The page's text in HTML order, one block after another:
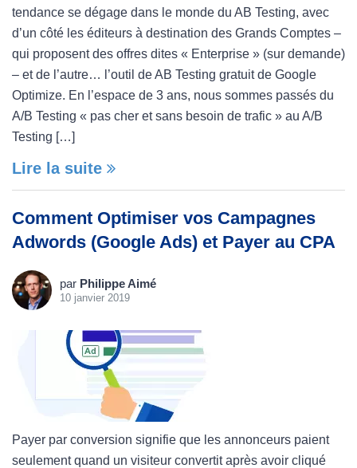
tendance se dégage dans le monde du AB Testing, avec
d’un côté les éditeurs à destination des Grands Comptes –
qui proposent des offres dites « Enterprise » (sur demande)
– et de l’autre… l’outil de AB Testing gratuit de Google
Optimize. En l’espace de 3 ans, nous sommes passés du
A/B Testing « pas cher et sans besoin de trafic » au A/B
Testing […]
Lire la suite
Comment Optimiser vos Campagnes
Adwords (Google Ads) et Payer au CPA
par Philippe Aimé
10 janvier 2019
Payer par conversion signifie que les annonceurs paient
seulement quand un visiteur convertit après avoir cliqué